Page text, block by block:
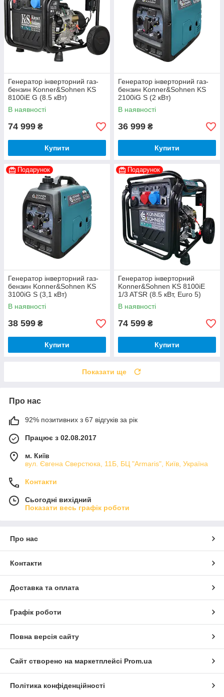
Генератор інверторний газ-
бензин Konner&Sohnen KS
8100iE G (8.5 кВт)
В наявності
74 999 ₴
Купити
Генератор інверторний газ-
бензин Konner&Sohnen KS
2100iG S (2 кВт)
В наявності
36 999 ₴
Купити
Подарунок
Генератор інверторний газ-
бензин Konner&Sohnen KS
3100iG S (3,1 кВт)
В наявності
38 599 ₴
Купити
Подарунок
Генератор інверторний
Konner&Sohnen KS 8100iE
1/3 ATSR (8.5 кВт, Euro 5)
В наявності
74 599 ₴
Купити
Показати ще
Про нас
92% позитивних з 67 відгуків за рік
Працює з 02.08.2017
м. Київ
вул. Євгена Сверстюка, 11Б, БЦ "Armaris", Київ, Україна
Контакти
Сьогодні вихідний
Показати весь графік роботи
Про нас
Контакти
Доставка та оплата
Графік роботи
Повна версія сайту
Сайт створено на маркетплейсі Prom.ua
Політика конфіденційності